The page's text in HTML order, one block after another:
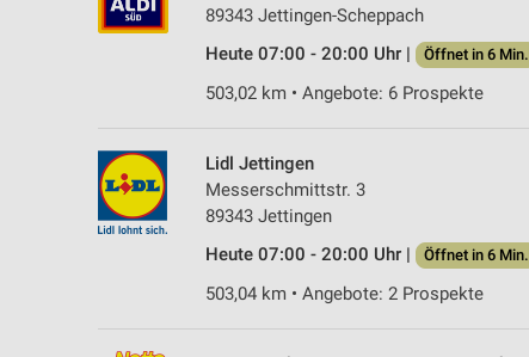
89343 Jettingen-Scheppach
Heute 07:00 - 20:00 Uhr |
Öffnet in 6 Min.
503,02 km • Angebote: 6 Prospekte
Lidl Jettingen
Messerschmittstr. 3
89343 Jettingen
Heute 07:00 - 20:00 Uhr |
Öffnet in 6 Min.
503,04 km • Angebote: 2 Prospekte